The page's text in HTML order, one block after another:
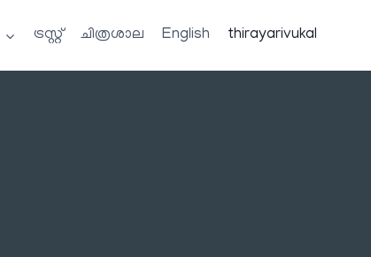
ട്രസ്റ്റ് ചിത്രശാല English thirayarivukal